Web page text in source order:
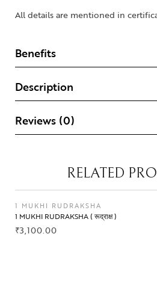
All details are mentioned in
Benefits
Description
Reviews (0)
RELATED
1 MUKHI RUDRAKSHA
1 MUKHI RUDRAKSHA ( रूद्राक्ष )
₹3,100.00